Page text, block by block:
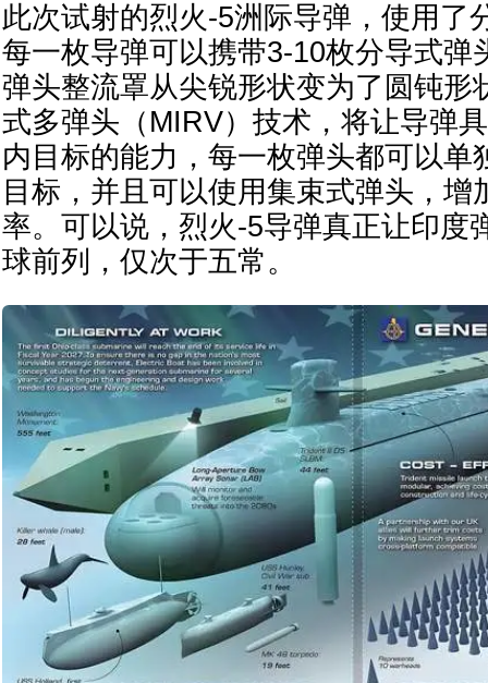
此次试射的烈火-5洲际导弹，使用了
每一枚导弹可以携带3-10枚分导式弹
弹头整流罩从尖锐形状变为了圆钝形
式多弹头（MIRV）技术，将让导弹
内目标的能力，每一枚弹头都可以单
目标，并且可以使用集束式弹头，增
率。可以说，烈火-5导弹真正让印度
球前列，仅次于五常。